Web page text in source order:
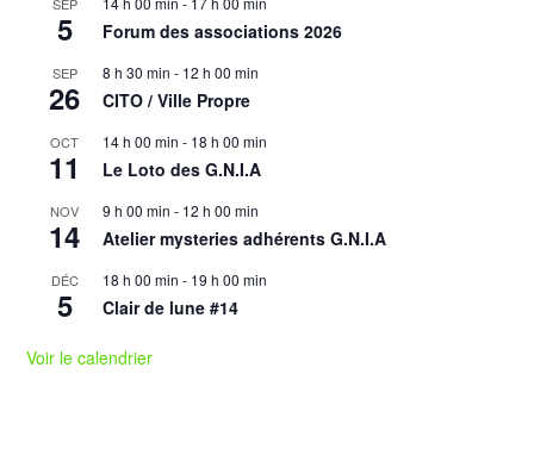
SEP
5 Forum des associations 2026
SEP
26
8 h 30 min - 12 h 00 min
CITO / Ville Propre
OCT
11
14 h 00 min - 18 h 00 min
Le Loto des G.N.I.A
NOV
14
9 h 00 min - 12 h 00 min
Atelier mysteries adhérents G.N.I.A
DÉC
5
18 h 00 min - 19 h 00 min
Clair de lune #14
Voir le calendrier